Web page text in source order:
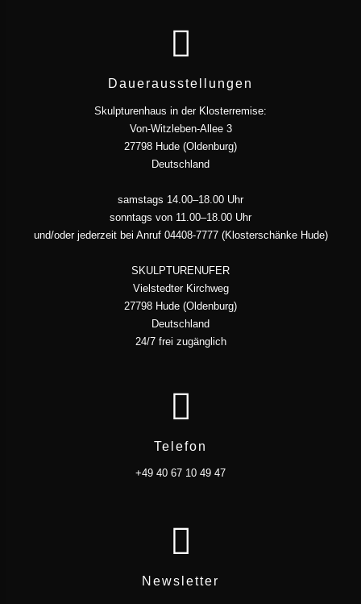
Dauerausstellungen
Skulpturenhaus in der Klosterremise:
Von-Witzleben-Allee 3
27798 Hude (Oldenburg)
Deutschland
samstags 14.00–18.00 Uhr
sonntags von 11.00–18.00 Uhr
und/oder jederzeit bei Anruf 04408-7777 (Klosterschänke Hude)
SKULPTURENUFER
Vielstedter Kirchweg
27798 Hude (Oldenburg)
Deutschland
24/7 frei zugänglich
Telefon
+49 40 67 10 49 47
Newsletter